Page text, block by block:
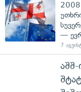
2008
—
7